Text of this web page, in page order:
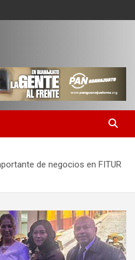
de negocios en FITUR